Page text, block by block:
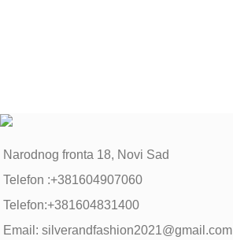
Narodnog fronta 18, Novi Sad
Telefon :+381604907060
Telefon:+381604831400
Email: silverandfashion2021@gmail.com